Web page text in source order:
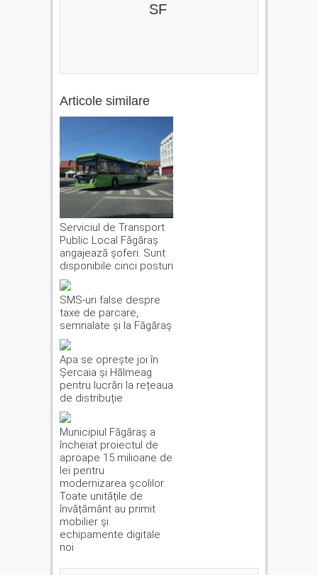
SF
Articole similare
Serviciul de Transport
Public Local Făgăraș
angajează șoferi. Sunt
disponibile cinci posturi
SMS-uri false despre
taxe de parcare,
semnalate și la Făgăraș
Apa se oprește joi în
Șercaia și Hălmeag
pentru lucrări la rețeaua
de distribuție
Municipiul Făgăraș a
încheiat proiectul de
aproape 15 milioane de
lei pentru
modernizarea școlilor.
Toate unitățile de
învățământ au primit
mobilier și
echipamente digitale
noi